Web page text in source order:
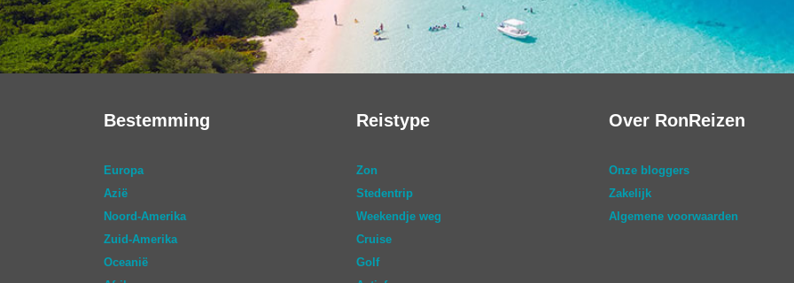
Bestemming
Europa
Azië
Noord-Amerika
Zuid-Amerika
Oceanië
Reistype
Zon
Stedentrip
Weekendje weg
Cruise
Golf
Over RonReizen
Onze bloggers
Zakelijk
Algemene voorwaarden